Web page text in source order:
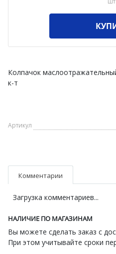
Колпачок
к-т
Артикул
Комментарии
Загрузка комментариев...
НАЛИЧИЕ ПО МАГАЗИНАМ
Вы можете сделать заказ с
При этом учитывайте сроки